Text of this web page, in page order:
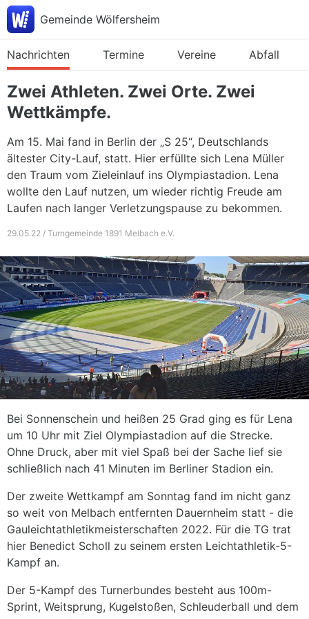
Gemeinde Wölfersheim
Nachrichten Termine Vereine Abfall
Zwei Athleten. Zwei Orte. Zwei
Wettkämpfe.
Am 15. Mai fand in Berlin der „S 25“, Deutschlands
ältester City-Lauf, statt. Hier erfüllte sich Lena Müller
den Traum vom Zieleinlauf ins Olympiastadion. Lena
wollte den Lauf nutzen, um wieder richtig Freude am
Laufen nach langer Verletzungspause zu bekommen.
29.05.22 / Turngemeinde 1891 Melbach e.V.
Bei Sonnenschein und heißen 25 Grad ging es für Lena
um 10 Uhr mit Ziel Olympiastadion auf die Strecke.
Ohne Druck, aber mit viel Spaß bei der Sache lief sie
schließlich nach 41 Minuten im Berliner Stadion ein.
Der zweite Wettkampf am Sonntag fand im nicht ganz
so weit von Melbach entfernten Dauernheim statt - die
Gauleichtathletikmeisterschaften 2022. Für die TG trat
hier Benedict Scholl zu seinem ersten Leichtathletik-5-
Kampf an.
Der 5-Kampf des Turnerbundes besteht aus 100m-
Sprint, Weitsprung, Kugelstoßen, Schleuderball und dem